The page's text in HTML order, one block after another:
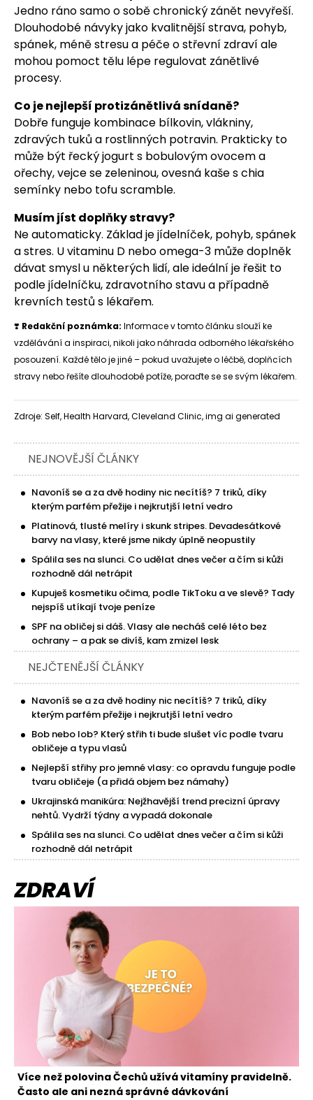
Jedno ráno samo o sobě chronický zánět nevyřeší.
Dlouhodobé návyky jako kvalitnější strava, pohyb,
spánek, méně stresu a péče o střevní zdraví ale
mohou pomoct tělu lépe regulovat zánětlivé
procesy.
Co je nejlepší protizánětlivá snídaně?
Dobře funguje kombinace bílkovin, vlákniny,
zdravých tuků a rostlinných potravin. Prakticky to
může být řecký jogurt s bobulovým ovocem a
ořechy, vejce se zeleninou, ovesná kaše s chia
semínky nebo tofu scramble.
Musím jíst doplňky stravy?
Ne automaticky. Základ je jídelníček, pohyb, spánek
a stres. U vitaminu D nebo omega-3 může doplněk
dávat smysl u některých lidí, ale ideální je řešit to
podle jídelníčku, zdravotního stavu a případně
krevních testů s lékařem.
❣️ Redakční poznámka: Informace v tomto článku slouží ke
vzdělávání a inspiraci, nikoli jako náhrada odborného lékařského
posouzení. Každé tělo je jiné – pokud uvažujete o léčbě, doplňcích
stravy nebo řešíte dlouhodobé potíže, poraďte se se svým lékařem.
Zdroje: Self, Health Harvard, Cleveland Clinic, img ai generated
NEJNOVĚJŠÍ ČLÁNKY
Navoníš se a za dvě hodiny nic necítíš? 7 triků, díky
kterým parfém přežije i nejkrutjší letní vedro
Platinová, tlusté melíry i skunk stripes. Devadesátkové
barvy na vlasy, které jsme nikdy úplně neopustily
Spálila ses na slunci. Co udělat dnes večer a čím si kůži
rozhodně dál netrápit
Kupuješ kosmetiku očima, podle TikToku a ve slevě? Tady
nejspíš utíkají tvoje peníze
SPF na obličej si dáš. Vlasy ale necháš celé léto bez
ochrany – a pak se divíš, kam zmizel lesk
NEJČTENĚJŠÍ ČLÁNKY
Navoníš se a za dvě hodiny nic necítíš? 7 triků, díky
kterým parfém přežije i nejkrutjší letní vedro
Bob nebo lob? Který střih ti bude slušet víc podle tvaru
obličeje a typu vlasů
Nejlepší střihy pro jemné vlasy: co opravdu funguje podle
tvaru obličeje (a přidá objem bez námahy)
Ukrajinská manikúra: Nejžhavější trend precizní úpravy
nehtů. Vydrží týdny a vypadá dokonale
Spálila ses na slunci. Co udělat dnes večer a čím si kůži
rozhodně dál netrápit
ZDRAVÍ
Více než polovina Čechů užívá vitamíny pravidelně.
Často ale ani nezná správné dávkování